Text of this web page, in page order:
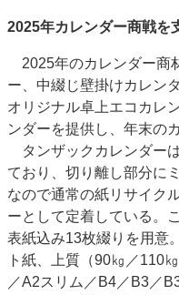
2025年カレンダー商戦を
2025年のカレンダー商
ー、中綴じ壁掛けカレン
オリジナル卓上エコカレ
ンダーを提供し、年末の
タンザックカレンダー
ており、切り離し部分に
なので通常の紙リサイク
ーとして定着している。
表紙込み13枚綴りを用意
ト紙、上質（90㎏／110
／A2スリム／B4／B3／